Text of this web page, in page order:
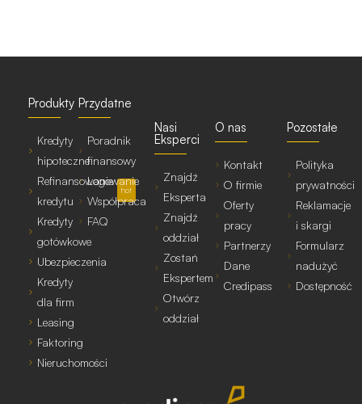
Produkty
Kredyty
hipoteczne
Refinansowanie
kredytu
hot
Kredyty
gotówkowe
Ubezpieczenia
Kredyty
dla firm
Leasing
Faktoring
Nieruchomości
Przydatne
Poradnik
finansowy
Logowanie
Współpraca
FAQ
Nasi
Eksperci
Znajdź
Eksperta
Znajdź
oddział
Zostań
Ekspertem
Otwórz
oddział
O nas
Kontakt
O firmie
Oferty
pracy
Partnerzy
Dane
Credipass
Pozostałe
Polityka
prywatności
Reklamacje
i skargi
Formularz
nadużyć
Dostępność